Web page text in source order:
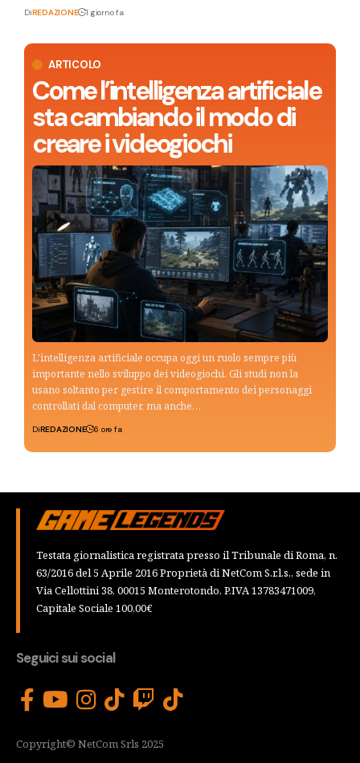
ARTICOLO
Come l’intelligenza artificiale
sta cambiando il modo di
creare i videogiochi
L'intelligenza artificiale occupa oggi un ruolo sempre più
importante nello sviluppo dei videogiochi. Gli studi non la
usano soltanto per gestire il comportamento dei personaggi
controllati dal computer, ma anche…
DiREDAZIONE 6 ore fa
DiREDAZIONE 1 giorno fa
Testata giornalistica registrata presso il Tribunale di Roma, n.
63/2016 del 5 Aprile 2016 Proprietà di NetCom S.r.l.s., sede in
Via Cellottini 38, 00015 Monterotondo, P.IVA 13783471009,
Capitale Sociale 100,00€
Seguici sui social
Copyright© NetCom Srls 2025